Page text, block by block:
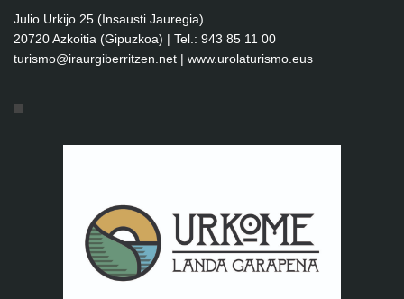
Julio Urkijo 25 (Insausti Jauregia)
20720 Azkoitia (Gipuzkoa) | Tel.: 943 85 11 00
turismo@iraurgiberritzen.net | www.urolaturismo.eus